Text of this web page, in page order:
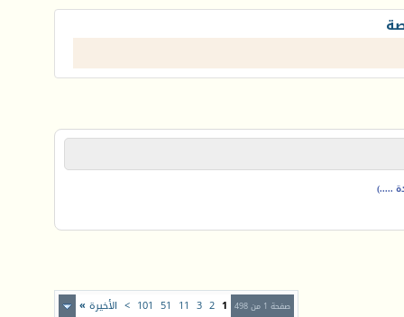
.....)
صفحة 1 من 498 1
2
3
11
51
101
> الأخيرة »